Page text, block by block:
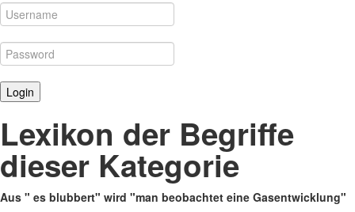
Lexikon der Begriffe
dieser Kategorie
Aus " es blubbert" wird "man beobachtet eine Gasentwicklung"